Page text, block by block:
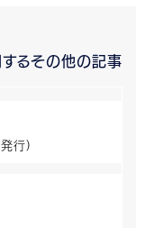
るその他の記事
行）